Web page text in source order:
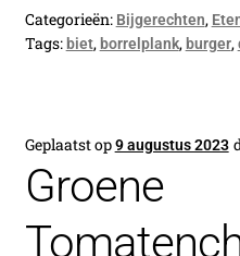
Categorieën: Bijgerechten,
Tags: biet, borrelplank, burger,
Geplaatst op9 augustus 2023
Groene